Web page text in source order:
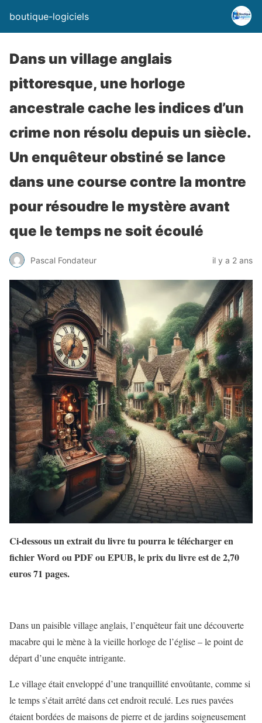
boutique-logiciels
Dans un village anglais
pittoresque, une horloge
ancestrale cache les indices d’un
crime non résolu depuis un siècle.
Un enquêteur obstiné se lance
dans une course contre la montre
pour résoudre le mystère avant
que le temps ne soit écoulé
Pascal Fondateur il y a 2 ans
Ci-dessous un extrait du livre tu pourra le télécharger en
fichier Word ou PDF ou EPUB, le prix du livre est de 2,70
euros 71 pages.
Dans un paisible village anglais, l’enquêteur fait une découverte
macabre qui le mène à la vieille horloge de l’église – le point de
départ d’une enquête intrigante.
Le village était enveloppé d’une tranquillité envoûtante, comme si
le temps s’était arrêté dans cet endroit reculé. Les rues pavées
étaient bordées de maisons de pierre et de jardins soigneusement